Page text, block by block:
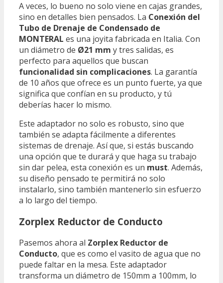
A veces, lo bueno no solo viene en cajas grandes,
sino en detalles bien pensados. La Conexión del
Tubo de Drenaje de Condensado de
MONTERAL es una joyita fabricada en Italia. Con
un diámetro de Ø21 mm y tres salidas, es
perfecto para aquellos que buscan
funcionalidad sin complicaciones. La garantía
de 10 años que ofrece es un punto fuerte, ya que
significa que confían en su producto, y tú
deberías hacer lo mismo.
Este adaptador no solo es robusto, sino que
también se adapta fácilmente a diferentes
sistemas de drenaje. Así que, si estás buscando
una opción que te durará y que haga su trabajo
sin dar pelea, esta conexión es un must. Además,
su diseño pensado te permitirá no solo
instalarlo, sino también mantenerlo sin esfuerzo
a lo largo del tiempo.
Zorplex Reductor de Conducto
Pasemos ahora al Zorplex Reductor de
Conducto, que es como el vasito de agua que no
puede faltar en la mesa. Este adaptador
transforma un diámetro de 150mm a 100mm, lo